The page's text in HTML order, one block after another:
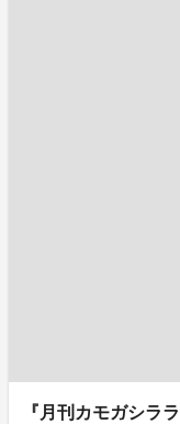
『月刊カモガシラ